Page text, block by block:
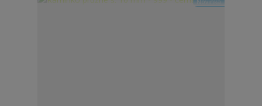
Novinka